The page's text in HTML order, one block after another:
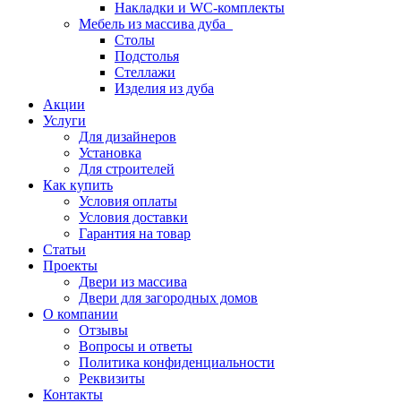
Накладки и WC-комплекты
Мебель из массива дуба
Столы
Подстолья
Стеллажи
Изделия из дуба
Акции
Услуги
Для дизайнеров
Установка
Для строителей
Как купить
Условия оплаты
Условия доставки
Гарантия на товар
Статьи
Проекты
Двери из массива
Двери для загородных домов
О компании
Отзывы
Вопросы и ответы
Политика конфиденциальности
Реквизиты
Контакты